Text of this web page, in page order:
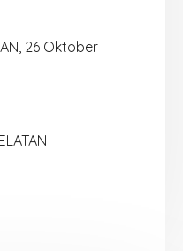
26 Oktober